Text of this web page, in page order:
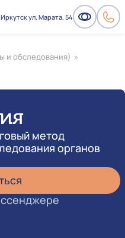
Иркутск ул. Марата, 54
и обследования) »
метод
органов